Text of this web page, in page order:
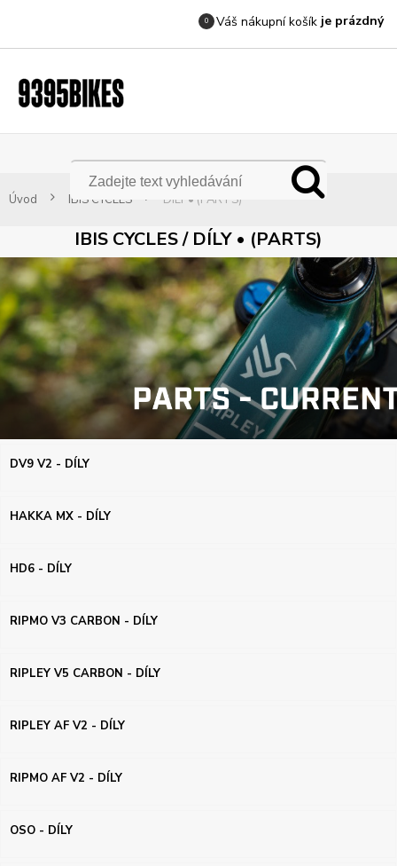
0 Váš nákupní košíkje prázdný
Úvod IBIS CYCLES DÍLY • (PARTS)
IBIS CYCLES / DÍLY • (PARTS)
DV9 V2 - DÍLY
HAKKA MX - DÍLY
HD6 - DÍLY
RIPMO V3 CARBON - DÍLY
RIPLEY V5 CARBON - DÍLY
RIPLEY AF V2 - DÍLY
RIPMO AF V2 - DÍLY
OSO - DÍLY